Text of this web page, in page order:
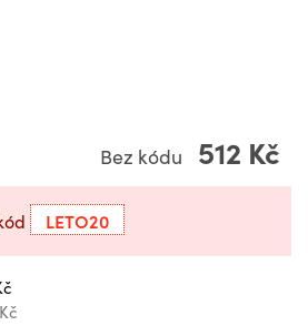
Bez kódu 512 Kč
LETO20